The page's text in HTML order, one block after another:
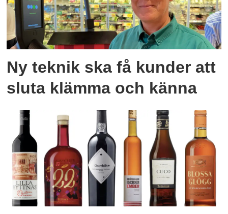
Ny teknik ska få kunder att
sluta klämma och känna